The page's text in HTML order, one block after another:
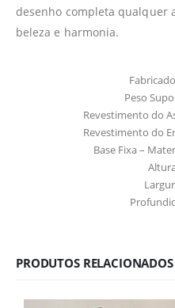
desenho completa qualquer
beleza e harmonia.
Peso
Revestimento do
Revestimento do
Base Fixa –
PRODUTOS RELACIONADOS